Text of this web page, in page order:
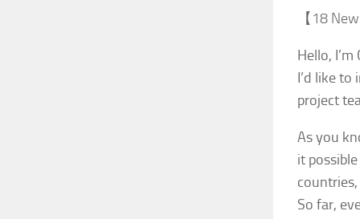
【18
Hello,
I’d like
project
As you
it
So far,